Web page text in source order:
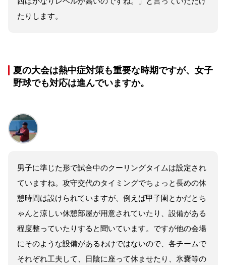
たりします。
夏の大会は熱中症対策も重要な時期ですが、女子
野球でも対応は進んでいますか。
男子に準じた形で試合中のクーリングタイムは設定され
ていますね。攻守交代のタイミングでちょっと長めの休
憩時間は設けられていますが、例えば甲子園とかだとち
ゃんと涼しい休憩部屋が用意されていたり、設備がある
程度整っていたりすると聞いています。ですが他の会場
にそのような設備があるわけではないので、各チームで
それぞれ工夫して、日陰に座って休ませたり、氷嚢等の